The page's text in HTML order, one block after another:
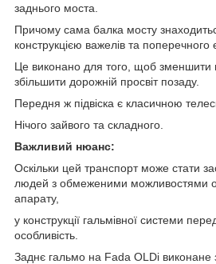
заднього моста.
Причому сама балка мосту
конструкцією важелів та поперечного
Це виконано для того, щоб зменшити
збільшити дорожній просвіт позаду.
Передня ж підвіска є класичною
Нічого зайвого та складного.
Важливий нюанс:
Оскільки цей транспорт може стати
людей з обмеженими можливостями
апарату,
у конструкції гальмівної системи
особливість.
Заднє гальмо на Fada OLDi виконане